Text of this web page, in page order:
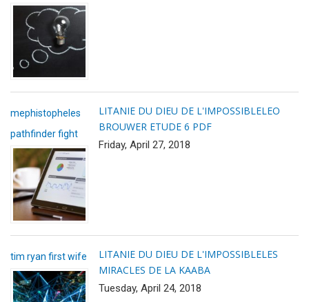
mephistopheles
pathfinder fight
LITANIE DU DIEU DE L'IMPOSSIBLELEO
BROUWER ETUDE 6 PDF
Friday, April 27, 2018
tim ryan first wife LITANIE DU DIEU DE L'IMPOSSIBLELES
MIRACLES DE LA KAABA
Tuesday, April 24, 2018